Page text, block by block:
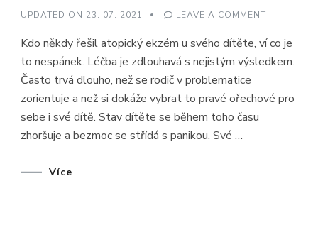
UPDATED ON 23. 07. 2021 LEAVE A COMMENT
MILUJEŠ
–
U
DĚTÍ
Kdo někdy řešil atopický ekzém u svého dítěte, ví co je
to nespánek. Léčba je zdlouhavá s nejistým výsledkem.
Často trvá dlouho, než se rodič v problematice
zorientuje a než si dokáže vybrat to pravé ořechové pro
sebe i své dítě. Stav dítěte se během toho času
zhoršuje a bezmoc se střídá s panikou. Své …
Více